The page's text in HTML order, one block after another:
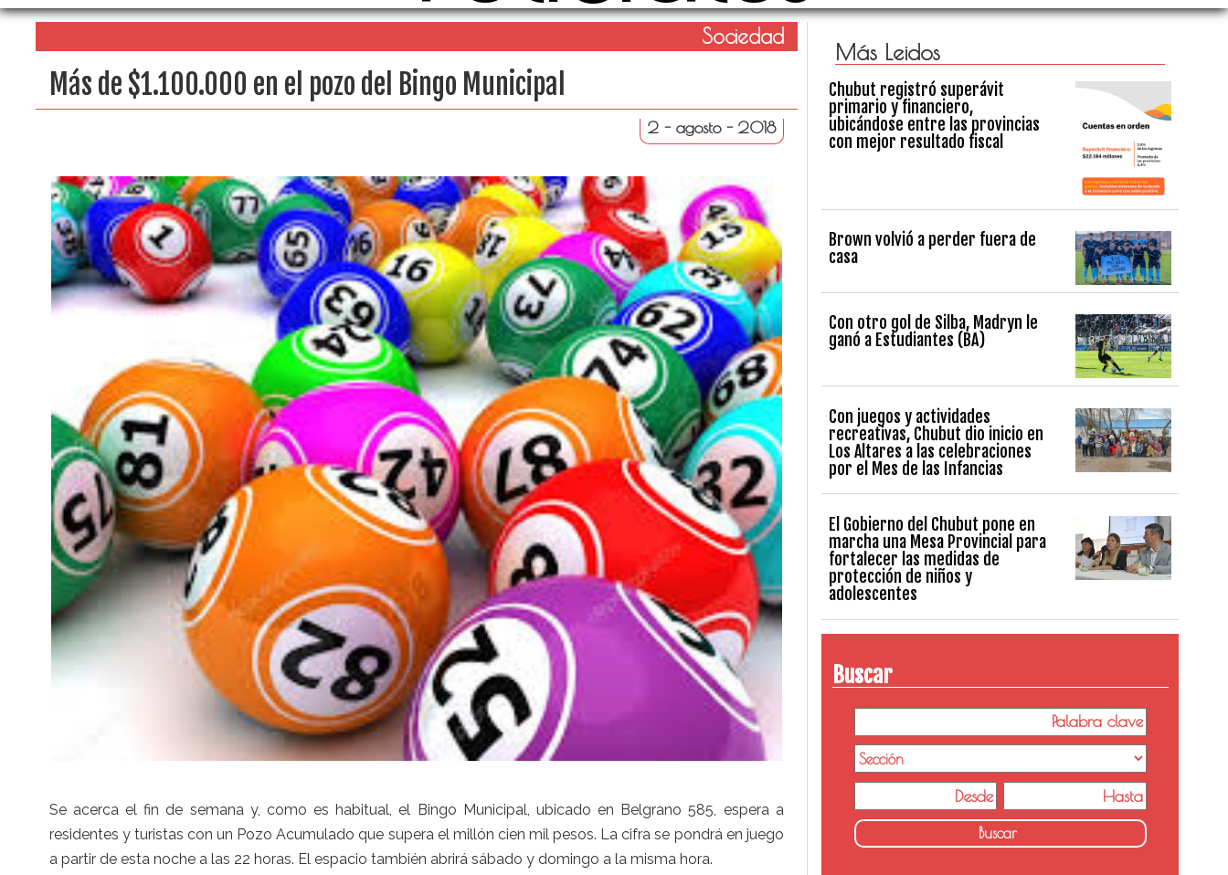
Sociedad
Más de $1.100.000 en el pozo del Bingo Municipal
2 - agosto - 2018
Se acerca el fin de semana y, como es habitual, el Bingo Municipal, ubicado en Belgrano 585, espera a
residentes y turistas con un Pozo Acumulado que supera el millón cien mil pesos. La cifra se pondrá en juego
a partir de esta noche a las 22 horas. El espacio también abrirá sábado y domingo a la misma hora.
Más Leidos
Chubut registró superávit
primario y financiero,
ubicándose entre las provincias
con mejor resultado fiscal
Brown volvió a perder fuera de
casa
Con otro gol de Silba, Madryn le
ganó a Estudiantes (BA)
Con juegos y actividades
recreativas, Chubut dio inicio en
Los Altares a las celebraciones
por el Mes de las Infancias
El Gobierno del Chubut pone en
marcha una Mesa Provincial para
fortalecer las medidas de
protección de niños y
adolescentes
Buscar